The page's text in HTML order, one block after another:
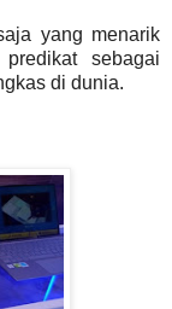
yang menarik
sebagai
di dunia.